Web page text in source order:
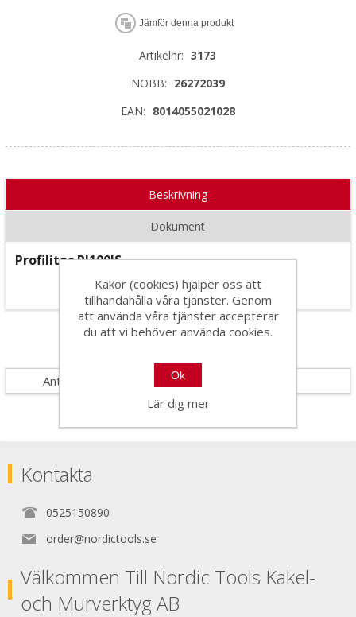
Jämför denna produkt
Artikelnr: 3173
NOBB: 26272039
EAN: 8014055021028
Beskrivning
Dokument
Profilitec RJ100IS
Antal i förpackning
Kontakta
0525150890
order@nordictools.se
Välkommen Till Nordic Tools Kakel-
och Murverktyg AB
Kakor (cookies) hjälper oss att
tillhandahålla våra tjänster. Genom
att använda våra tjänster accepterar
du att vi behöver använda cookies.
Ok
Lär dig mer